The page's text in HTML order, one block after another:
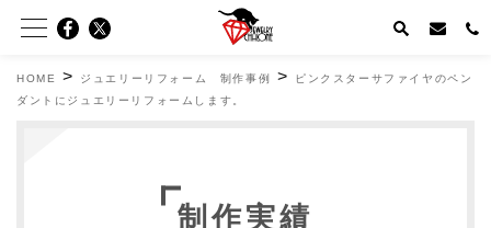
HOME > ジュエリーリフォーム 制作事例 >
ピンクスターサファイヤのペン
ダントにジュエリーリフォームします。
制作実績